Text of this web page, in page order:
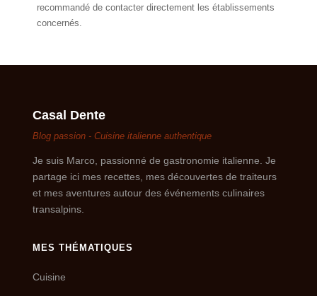
recommandé de contacter directement les établissements
concernés.
Casal Dente
Blog passion - Cuisine italienne authentique
Je suis Marco, passionné de gastronomie italienne. Je
partage ici mes recettes, mes découvertes de traiteurs
et mes aventures autour des événements culinaires
transalpins.
MES THÉMATIQUES
Cuisine